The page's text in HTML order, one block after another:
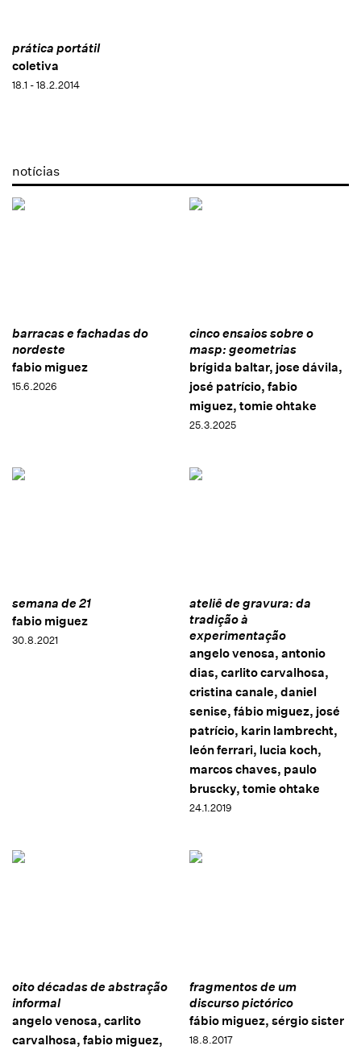
prática portátil
coletiva
18.1 - 18.2.2014
notícias
barracas e fachadas do
nordeste
fabio miguez
15.6.2026
cinco ensaios sobre o
masp: geometrias
brígida baltar, jose dávila,
josé patrício, fabio
miguez, tomie ohtake
25.3.2025
semana de 21
fabio miguez
30.8.2021
ateliê de gravura: da
tradição à
experimentação
angelo venosa, antonio
dias, carlito carvalhosa,
cristina canale, daniel
senise, fábio miguez, josé
patrício, karin lambrecht,
león ferrari, lucia koch,
marcos chaves, paulo
bruscky, tomie ohtake
24.1.2019
oito décadas de abstração
informal
angelo venosa, carlito
carvalhosa, fabio miguez,
fragmentos de um
discurso pictórico
fábio miguez, sérgio sister
18.8.2017